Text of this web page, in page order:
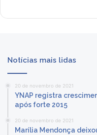
Notícias mais lidas
20 de novembro de 2021
YNAP registra
após forte 2015
20 de novembro de 2021
Marília Mendonça